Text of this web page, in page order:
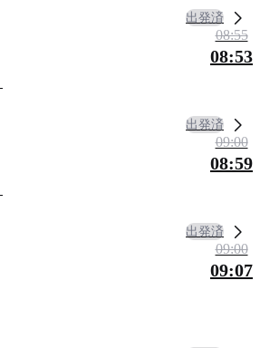
出発済
08:55
08:53
出発済
09:00
08:59
出発済
09:00
09:07